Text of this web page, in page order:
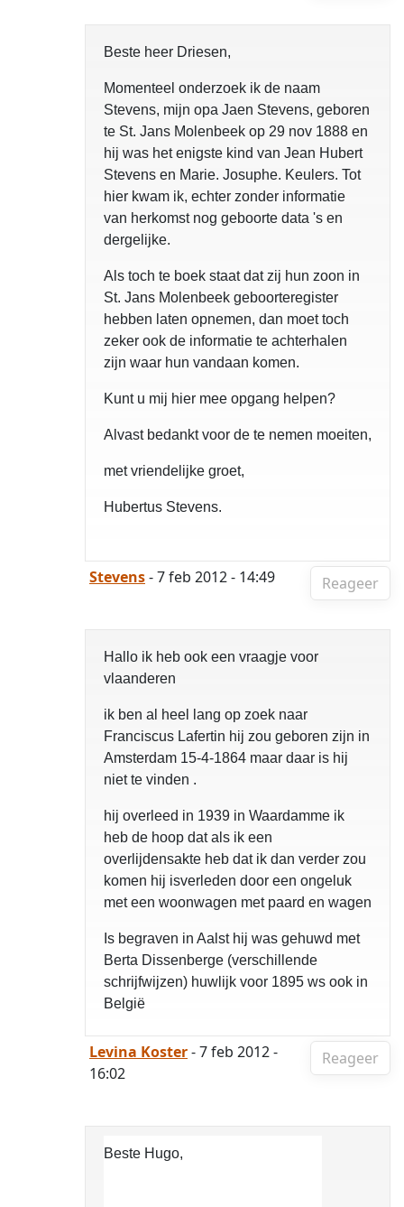
Beste heer Driesen,
Momenteel onderzoek ik de naam
Stevens, mijn opa Jaen Stevens, geboren
te St. Jans Molenbeek op 29 nov 1888 en
hij was het enigste kind van Jean Hubert
Stevens en Marie. Josuphe. Keulers. Tot
hier kwam ik, echter zonder informatie
van herkomst nog geboorte data 's en
dergelijke.
Als toch te boek staat dat zij hun zoon in
St. Jans Molenbeek geboorteregister
hebben laten opnemen, dan moet toch
zeker ook de informatie te achterhalen
zijn waar hun vandaan komen.
Kunt u mij hier mee opgang helpen?
Alvast bedankt voor de te nemen moeiten,
met vriendelijke groet,
Hubertus Stevens.
Reageer
Stevens- 7 feb 2012 - 14:49
Hallo ik heb ook een vraagje voor
vlaanderen
ik ben al heel lang op zoek naar
Franciscus Lafertin hij zou geboren zijn in
Amsterdam 15-4-1864 maar daar is hij
niet te vinden .
hij overleed in 1939 in Waardamme ik
heb de hoop dat als ik een
overlijdensakte heb dat ik dan verder zou
komen hij isverleden door een ongeluk
met een woonwagen met paard en wagen
Is begraven in Aalst hij was gehuwd met
Berta Dissenberge (verschillende
schrijfwijzen) huwlijk voor 1895 ws ook in
België
Reageer
Levina Koster- 7 feb 2012 -
16:02
Beste Hugo,